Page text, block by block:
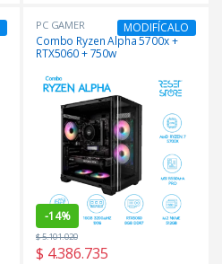
PC GAMER
Combo Ryzen Alpha 5700x +
RTX5060 + 750w
-14%
MODIFÍCALO
$ 4.386.735
$5.101.020